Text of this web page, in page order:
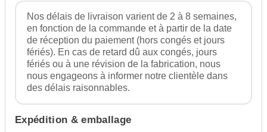
Nos délais de livraison varient de 2 à 8 semaines,
en fonction de la commande et à partir de la date
de réception du paiement (hors congés et jours
fériés). En cas de retard dû aux congés, jours
fériés ou à une révision de la fabrication, nous
nous engageons à informer notre clientèle dans
des délais raisonnables.
Expédition & emballage